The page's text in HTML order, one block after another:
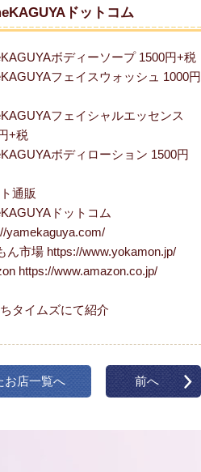
ドットコム
ボディーソープ 1500円+税
フェイスウォッシュ 1000円
フェイシャルエッセンス
+税
ボディローション 1500円
通販
ドットコム
yamekaguya.com/
ん市場 https://www.yokamon.jp/
https://www.amazon.co.jp/
タイムズにて紹介
お店一覧へ 前へ